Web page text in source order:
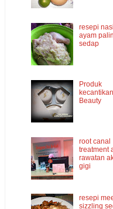
resepi nasi
ayam
sedap
Produk
Beauty
root canal
treatment
rawatan
gigi
resepi
sizzling